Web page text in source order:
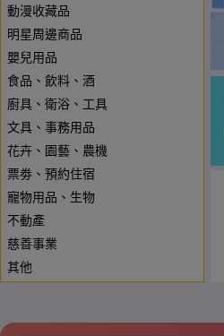
動漫收藏品
明星周邊商品
嬰兒用品
食品、飲料、酒
廚具、衛浴、工具
文具、事務用品
花卉、園藝、農機
票劵、預約住宿
寵物用品、生物
不動產
慈善事業
其他